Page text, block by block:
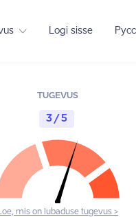
Logi sisse
TUGEVUS
3 / 5
mis on lubaduse tugevus >